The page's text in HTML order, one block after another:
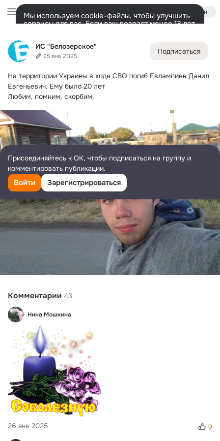
ИС "Белозерское"
25 янв 2025
Подписаться
На территории Украины в ходе СВО погиб Евлампиев Данил
Евгеньевич. Ему было 20 лет
Любим, помним, скорбим.
Комментарии 43
Нина Мошкина
26 янв 2025 0
Войти
Мы используем cookie-файлы, чтобы улучшить
сервисы для вас. Если ваш возраст менее 13 лет,
Разрешить все
Лента Участники 5.8K Ещё
Дополнительная
колонка
Всё7 073 Обсуждаемые
Присоединяйтесь к ОК, чтобы подписаться на группу и
комментировать публикации.
Войти Зарегистрироваться